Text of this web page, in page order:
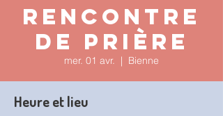
Rencontre
de prière
mer. 01 avr.
  |
Bienne
Heure et lieu